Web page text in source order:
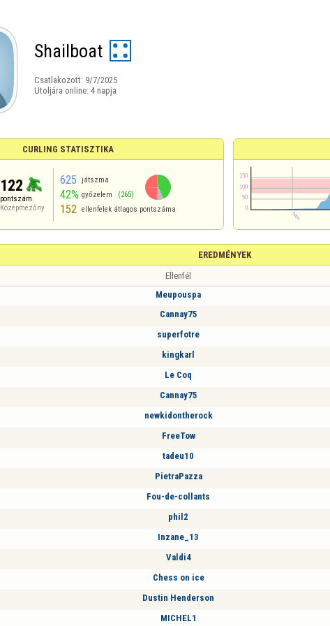
Shailboat
Csatlakozott: 9/7/2025
Utoljára online: 4 napja
CURLING STATISZTIKA
122
pontszám
Középmezőny
625 játszma
42% győzelem (265)
152 ellenfelek átlagos pontszáma
EREDMÉNYEK
Ellenfél
Meupouspa
Cannay75
superfotre
kingkarl
Le Coq
Cannay75
newkidontherock
FreeTow
tadeu10
PietraPazza
Fou-de-collants
phil2
Inzane_13
Valdi4
Chess on ice
Dustin Henderson
MICHEL1